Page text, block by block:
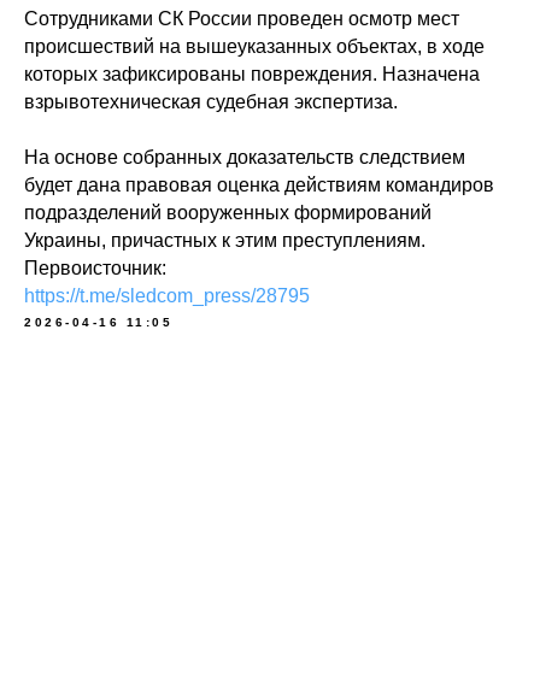
Сотрудниками СК России проведен осмотр мест
происшествий на вышеуказанных объектах, в ходе
которых зафиксированы повреждения. Назначена
взрывотехническая судебная экспертиза.
На основе собранных доказательств следствием
будет дана правовая оценка действиям командиров
подразделений вооруженных формирований
Украины, причастных к этим преступлениям.
Первоисточник:
https://t.me/sledcom_press/28795
2026-04-16 11:05